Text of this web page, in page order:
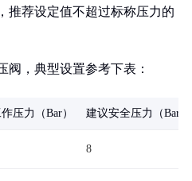
推荐设定值不超过标称压力的
阀，典型设置参考下表：
压力（Bar） 建议安全压力（Bar）
8